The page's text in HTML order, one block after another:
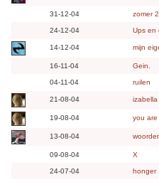
31-12-04 zomer 2
24-12-04 Ups en
14-12-04 mijn
16-11-04 Gein.
04-11-04 ruilen
21-08-04 izabella
19-08-04 you are
13-08-04
09-08-04 X
24-07-04 honger